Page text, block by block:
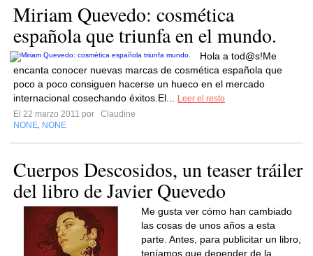
Miriam Quevedo: cosmética
española que triunfa en el mundo.
Hola a tod@s!Me
encanta conocer nuevas marcas de cosmética española que
poco a poco consiguen hacerse un hueco en el mercado
internacional cosechando éxitos.El...
Leer el resto
El 22 marzo 2011 por
Claudine
NONE NONE
Cuerpos Descosidos, un teaser tráiler
del libro de Javier Quevedo
Me gusta ver cómo han cambiado
las cosas de unos años a esta
parte. Antes, para publicitar un libro,
teníamos que depender de la